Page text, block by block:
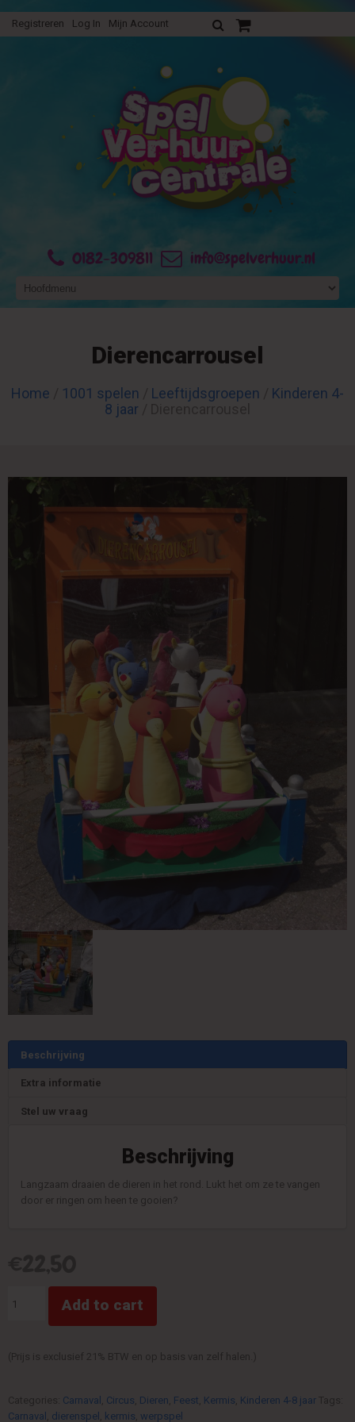
Registreren Log In Mijn Account
0182-309811 info@spelverhuur.nl
Dierencarrousel
Home 1001 spelen Leeftijdsgroepen
Kinderen 4-
8 jaar
Beschrijving
Extra informatie
Stel uw vraag
Beschrijving
Langzaam draaien de dieren in het rond. Lukt het om ze te vangen
door er ringen om heen te gooien?
quantity
Add to cart
(Prijs is exclusief 21% BTW en op basis van zelf halen.)
Categories: Carnaval , Circus, Dieren, Feest, Kermis, Kinderen 4-8 jaar Tags:
Carnaval , dierenspel , kermis, werpspel